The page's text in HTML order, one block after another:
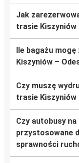
Jak
trasie Kiszyniów
Ile bagażu
Kiszyniów –
Czy muszę
trasie Kiszyniów
Czy autobusy
przystosowane
sprawności